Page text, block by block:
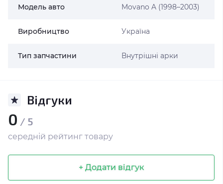
Модель авто Movano A (1998–2003)
Виробництво Україна
Тип запчастини Внутрішні арки
Відгуки
0 / 5
середній рейтинг товару
+ Додати відгук